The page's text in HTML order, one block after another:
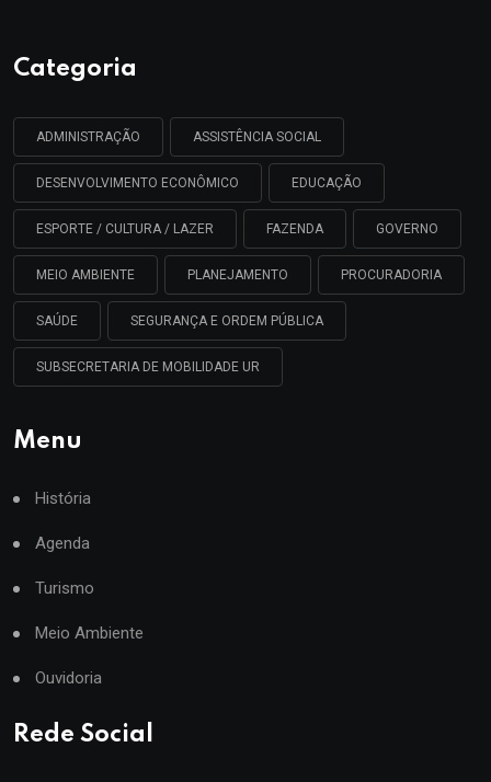
Categoria
ADMINISTRAÇÃO ASSISTÊNCIA SOCIAL
DESENVOLVIMENTO ECONÔMICO EDUCAÇÃO
ESPORTE / CULTURA / LAZER FAZENDA GOVERNO
MEIO AMBIENTE PLANEJAMENTO PROCURADORIA
SAÚDE SEGURANÇA E ORDEM PÚBLICA
SUBSECRETARIA DE MOBILIDADE UR
Menu
História
Agenda
Turismo
Meio Ambiente
Ouvidoria
Rede Social